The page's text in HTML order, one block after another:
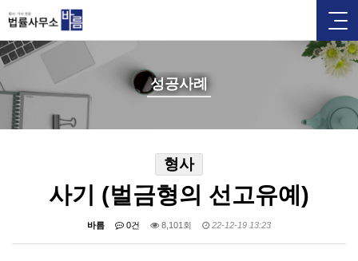
성공사례
형사
사기 (벌금형의 선고유예)
바름 0건 8,101회 22-12-19 13:23